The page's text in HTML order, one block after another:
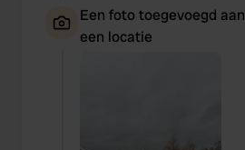
Een foto toegevoegd aan
een locatie